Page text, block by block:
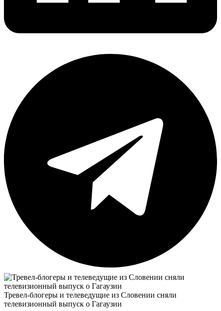
Тревел-блогеры и телеведущие из Словении сняли
телевизионный выпуск о Гагаузии